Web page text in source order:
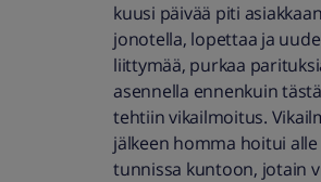
kuusi päivää piti asiakkaan
jonotella, lopettaa ja
liittymää, purkaa
asennella ennenkuin
tehtiin vikailmoitus.
jälkeen homma hoitui
tunnissa kuntoon, jotain